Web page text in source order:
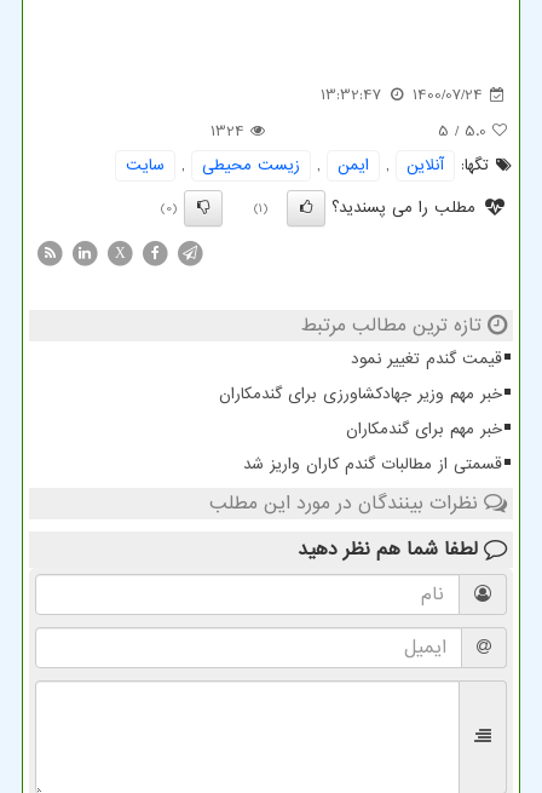
1400/07/24
13:32:47
5.0
/ 5
1324
تگها:
آنلاین , ایمن , زیست محیطی ,
سایت
مطلب را می پسندید؟
(1)
(0)
X
تازه ترین مطالب مرتبط
قیمت گندم تغییر نمود
خبر مهم وزیر جهادکشاورزی برای گندمکاران
خبر مهم برای گندمکاران
قسمتی از مطالبات گندم کاران واریز شد
نظرات بینندگان در مورد این مطلب
لطفا شما هم نظر دهید